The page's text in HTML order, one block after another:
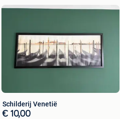
Schilderij Venetië
€ 10,00